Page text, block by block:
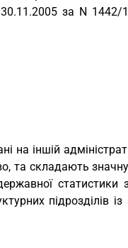
за N 1442/
іншій
та складають
підрозділів із